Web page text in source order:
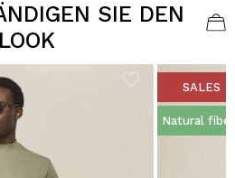
SIE DEN
LOOK
SALES
Natural